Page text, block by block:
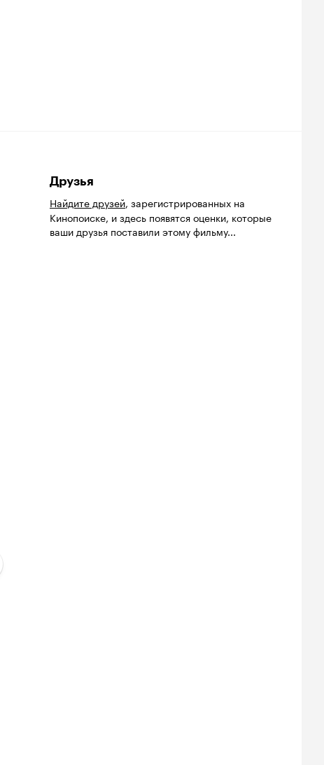
Друзья
Найдите друзей, зарегистрированных на
Кинопоиске, и здесь появятся оценки, которые
ваши друзья поставили этому фильму...